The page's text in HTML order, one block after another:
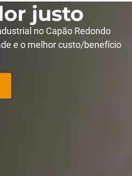
justo
no Capão Redondo
e o melhor custo/benefício